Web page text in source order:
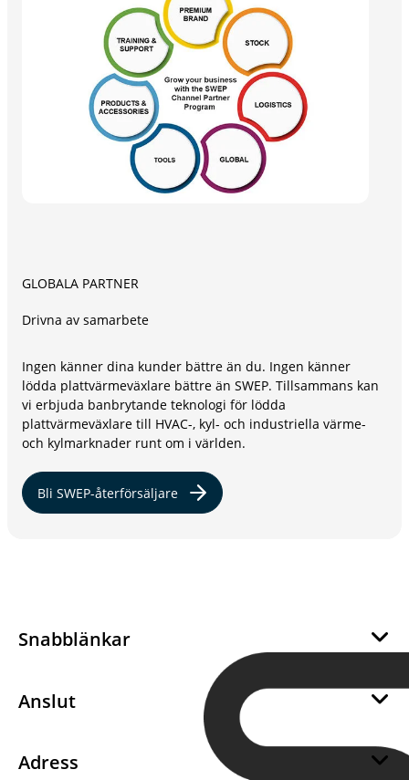
GLOBALA PARTNER
Drivna av samarbete
Ingen känner dina kunder bättre än du. Ingen känner
lödda plattvärmeväxlare bättre än SWEP. Tillsammans kan
vi erbjuda banbrytande teknologi för lödda
plattvärmeväxlare till HVAC-, kyl- och industriella värme-
och kylmarknader runt om i världen.
Bli SWEP-återförsäljare
Snabblänkar
Hållbarhet
Kakor
Anslut
Bli en SWEP-leverantör
Adress